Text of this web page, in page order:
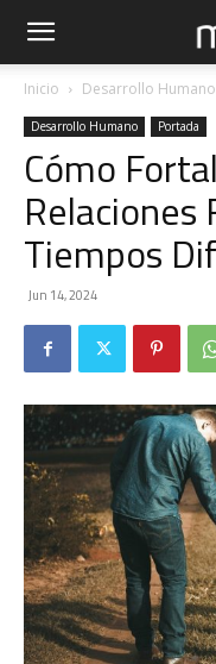
Inicio Desarrollo Humano
Desarrollo Humano Portada
Cómo
Relaciones
Tiempos
Jun 14, 2024